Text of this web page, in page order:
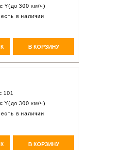
Y(до 300 км/ч)
есть в наличии
В КОРЗИНУ
101
Y(до 300 км/ч)
есть в наличии
В КОРЗИНУ